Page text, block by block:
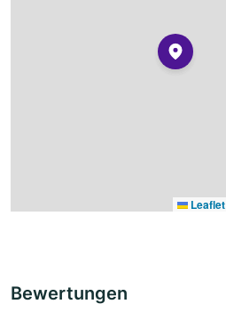
Leaflet
Bewertungen